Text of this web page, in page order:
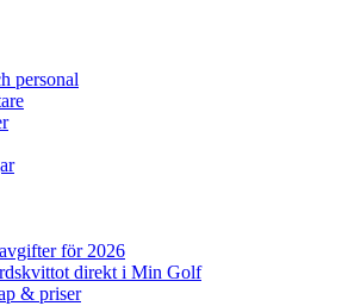
personal
för 2026
direkt i Min Golf
& priser